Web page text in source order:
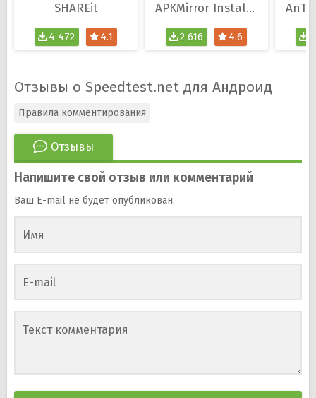
SHAREit
4 472 4.1
APKMirror Installer
2 616 4.6
Отзывы о Speedtest.net для Андроид
Отзывы
Правила комментирования
Напишите свой отзыв или комментарий
Ваш E-mail не будет опубликован.
Имя
E-mail
Текст комментария